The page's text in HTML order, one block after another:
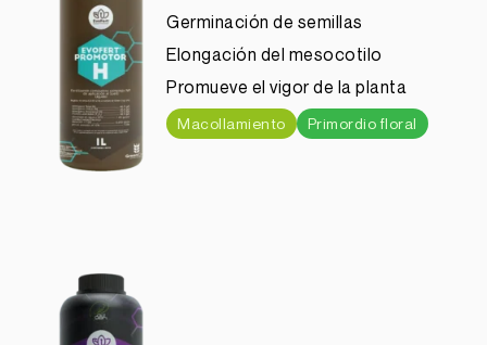
Germinación de semillas
Elongación del mesocotilo
Promueve el vigor de la planta
Macollamiento Primordio floral